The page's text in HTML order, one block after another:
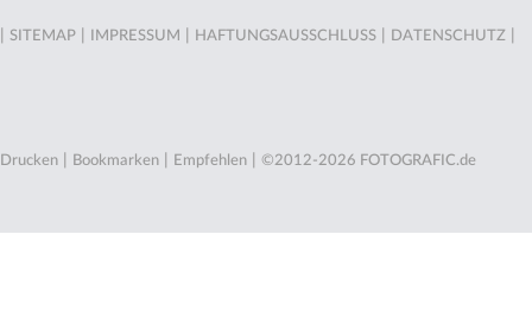
SITEMAP IMPRESSUM HAFTUNGSAUSSCHLUSS DATENSCHUTZ
Drucken Bookmarken Empfehlen ©2012-2026 FOTOGRAFIC.de